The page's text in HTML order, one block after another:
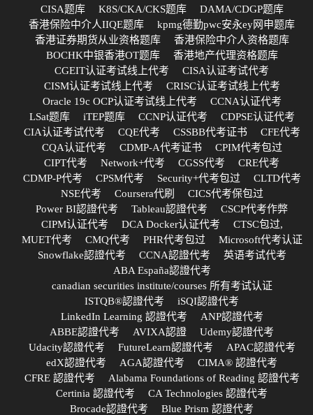
CISA题库
K8S/CKA/CKS题库
DAMA/CDGP题库
香港保险中介人IIQE题库
kpmg德勤pwc安永ey网申题库
香港证券期货从业资格题库
香港保险中介人资格题库
BOCHK中银香港OT题库
香港地产代理资格题库
CGEIT认证考试线上代考
CISA认证考试代考
CISM认证考试线上代考
CRISC认证考试线上代考
Oracle 19c OCP认证考试线上代考
CCNA认证代考
LSat题库
iTEP题库 CCNP认证代考
CDPSE认证代考
CIA认证考试代考
CQE代考 CSSBB代考证书
CFE代考
CQA认证代考
CDMP-A代考证书
CPIM代考包过
CIPT代考
Network+代考 CGSS代考
CRE代考
CDMP-P代考
CPSM代考 Security+代考包过
CLTD代考
NSE代考
Coursera代刷
CICS代考保包过
Power BI認證代考
Tableau認證代考
CSCP代考作弊
CIPM认证代考
DCA Docker认证代考
CTSC包过,
MUET代考
CMQ代考 PHR代考包过
Microsoft代考认证
Snowflake認證代考
CCNA認證代考
英语考试代考
ABA España認證代考
canadian securities institute/courses 所有考试认证
ISTQB®認證代考
iSQI認證代考
LinkedIn Learning 認證代考
ANP認證代考
ABBE認證代考
AVIXA認證
Udemy認證代考
Udacity認證代考
FutureLearn認證代考
APAC認證代考
edX認證代考
AGA認證代考
CIMA® 認證代考
CFRE 認證代考
Alabama Foundations of Reading 認證代考
Certinia 認證代考
CA Technologies 認證代考
Brocade認證代考
Blue Prism 認證代考